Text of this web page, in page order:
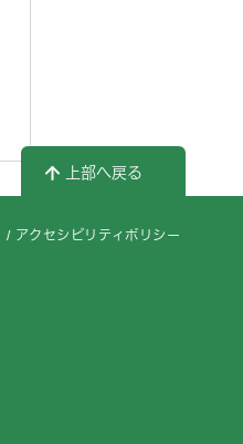
上部へ戻る
アクセシビリティポリシー